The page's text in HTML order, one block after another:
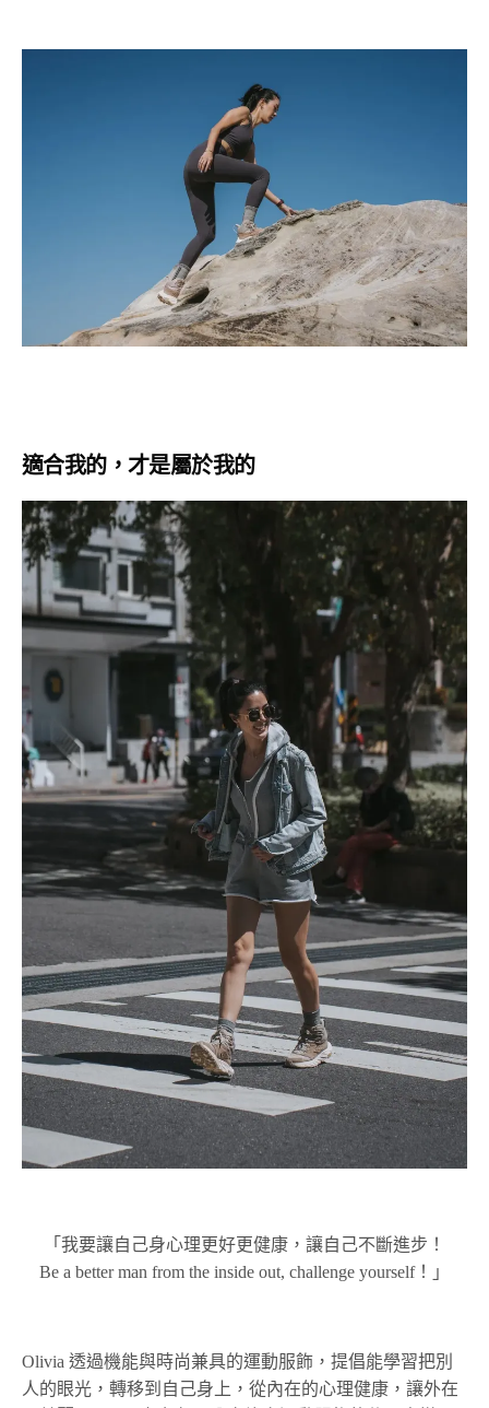
適合我的，才是屬於我的
「我要讓自己身心理更好更健康，讓自己不斷進步！
Be a better man from the inside out, challenge yourself！」
Olivia 透過機能與時尚兼具的運動服飾，提倡能學習把別
人的眼光，轉移到自己身上，從內在的心理健康，讓外在